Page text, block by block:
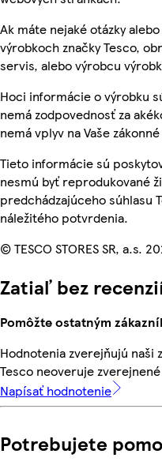
Ak máte nejaké otázky
výrobkoch značky Tesco,
servis, alebo výrobcu
Hoci informácie o výrobku
nemá zodpovednosť za
nemá vplyv na Vaše
Tieto informácie sú
nesmú byť reprodukované
predchádzajúceho súhlasu
náležitého potvrdenia.
© TESCO STORES SR, a.s.
Zatiaľ bez
Pomôžte ostatným
Hodnotenia zverejňujú naši
Tesco neoveruje
Napísať hodnotenie
Potrebujete